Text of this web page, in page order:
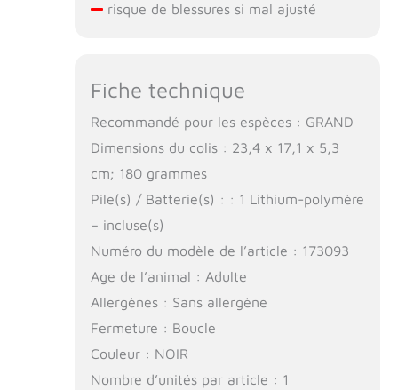
risque de blessures si mal ajusté
Fiche technique
Recommandé pour les espèces : GRAND
Dimensions du colis : 23,4 x 17,1 x 5,3
cm; 180 grammes
Pile(s) / Batterie(s) : : 1 Lithium-polymère
– incluse(s)
Numéro du modèle de l’article : 173093
Age de l’animal : Adulte
Allergènes : Sans allergène
Fermeture : Boucle
Couleur : NOIR
Nombre d’unités par article : 1